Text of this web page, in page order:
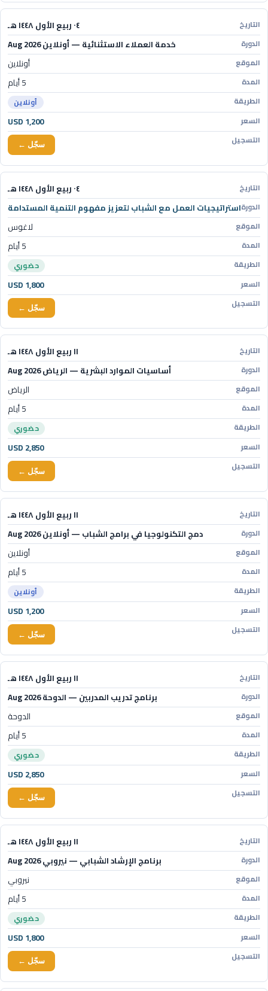
٠٤ ربيع الأول ١٤٤٨ هـ
خدمة العملاء الاستثنائية — أونلاين Aug 2026
أونلاين
5 أيام
أونلاين
USD 1,200
سجّل ←
٠٤ ربيع الأول ١٤٤٨ هـ
استراتيجيات العمل مع الشباب لتعزيز مفهوم التنمية المستدامة
لاغوس
5 أيام
حضوري
USD 1,800
سجّل ←
١١ ربيع الأول ١٤٤٨ هـ
أساسيات الموارد البشرية — الرياض Aug 2026
الرياض
5 أيام
حضوري
USD 2,850
سجّل ←
١١ ربيع الأول ١٤٤٨ هـ
دمج التكنولوجيا في برامج الشباب — أونلاين Aug 2026
أونلاين
5 أيام
أونلاين
USD 1,200
سجّل ←
١١ ربيع الأول ١٤٤٨ هـ
برنامج تدريب المدربين — الدوحة Aug 2026
الدوحة
5 أيام
حضوري
USD 2,850
سجّل ←
١١ ربيع الأول ١٤٤٨ هـ
برنامج الإرشاد الشبابي — نيروبي Aug 2026
نيروبي
5 أيام
حضوري
USD 1,800
سجّل ←